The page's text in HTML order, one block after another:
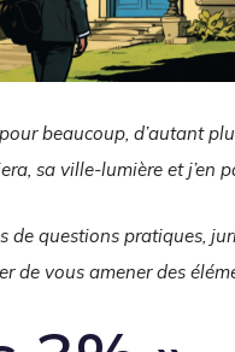
beaucoup, d’autant
sa ville-lumière et j’en
de questions pratiques,
de vous amener des